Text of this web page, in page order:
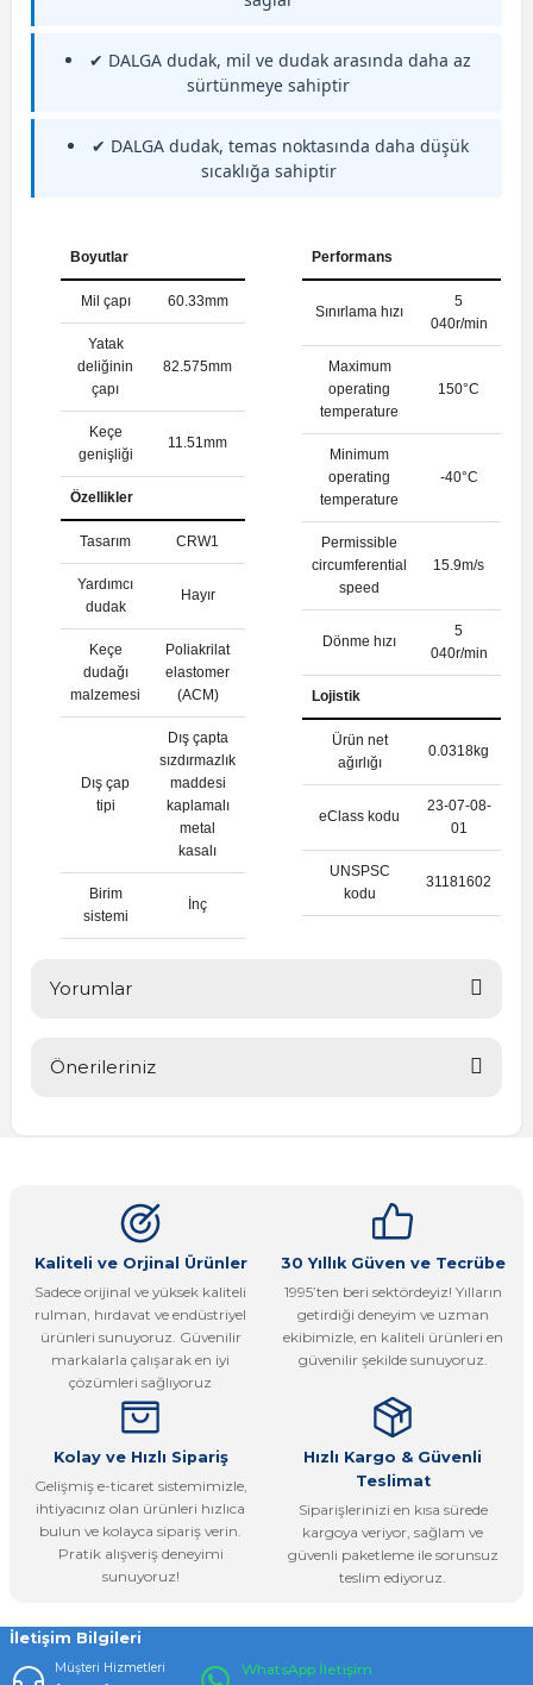
✔ DALGA dudak, mil ve dudak arasında daha az
sürtünmeye sahiptir
✔ DALGA dudak, temas noktasında daha düşük
sıcaklığa sahiptir
Boyutlar
Mil çapı 60.33mm
Yatak
deliğinin
çapı
82.575mm
Keçe
genişliği
11.51mm
Özellikler
Tasarım CRW1
Yardımcı
dudak
Hayır
Keçe
dudağı
malzemesi
Poliakrilat
elastomer
(ACM)
Dış çap
tipi
Dış çapta
sızdırmazlık
maddesi
kaplamalı
metal
kasalı
Birim
sistemi
İnç
Performans
Sınırlama hızı
5
040r/min
Maximum
operating
temperature
150°C
Minimum
operating
temperature
-40°C
Permissible
circumferential
speed
15.9m/s
Dönme hızı
5
040r/min
Lojistik
Ürün net
ağırlığı
0.0318kg
eClass kodu
23-07-08-
01
UNSPSC
kodu
31181602
Yorumlar
Önerileriniz
Görüş ve önerileriniz için teşekkür ederiz.
Ürün resmi kalitesiz, bozuk veya görüntülenemiyor.
Ürün açıklamasında eksik bilgiler bulunuyor.
Ürün bilgilerinde hatalar bulunuyor.
Ürün fiyatı diğer sitelerden daha pahalı.
Bu ürüne benzer farklı alternatifler olmalı.
Gönder
Kaliteli ve Orjinal Ürünler
Sadece orijinal ve yüksek kaliteli
rulman, hırdavat ve endüstriyel
ürünleri sunuyoruz. Güvenilir
markalarla çalışarak en iyi
çözümleri sağlıyoruz
30 Yıllık Güven ve Tecrübe
1995’ten beri sektördeyiz! Yılların
getirdiği deneyim ve uzman
ekibimizle, en kaliteli ürünleri en
güvenilir şekilde sunuyoruz.
Kolay ve Hızlı Sipariş
Gelişmiş e-ticaret sistemimizle,
ihtiyacınız olan ürünleri hızlıca
bulun ve kolayca sipariş verin.
Pratik alışveriş deneyimi
sunuyoruz!
Hızlı Kargo & Güvenli
Teslimat
Siparişlerinizi en kısa sürede
kargoya veriyor, sağlam ve
güvenli paketleme ile sorunsuz
teslim ediyoruz.
İletişim Bilgileri
Müşteri Hizmetleri
WhatsApp İletişim